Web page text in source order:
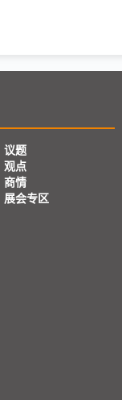
议题
观点
商情
展会专区